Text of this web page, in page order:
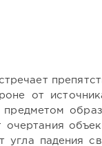
от
очертания
падения